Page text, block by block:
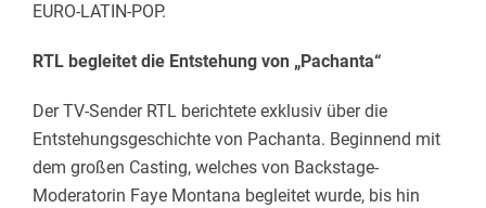
EURO-LATIN-POP.
RTL begleitet die Entstehung von „Pachanta“
Der TV-Sender RTL berichtete exklusiv über die
Entstehungsgeschichte von Pachanta. Beginnend mit
dem großen Casting, welches von Backstage-
Moderatorin Faye Montana begleitet wurde, bis hin